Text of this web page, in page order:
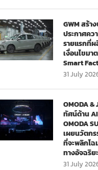
GWM สร้า
ประกาศคว
รายแรกที่
เงื่อนไขมา
Smart
31 July
OMODA
ทัศน์ด้าน
OMODA
เผยนวัตก
ที่จะพลิกโ
ทางอัจฉริ
31 July